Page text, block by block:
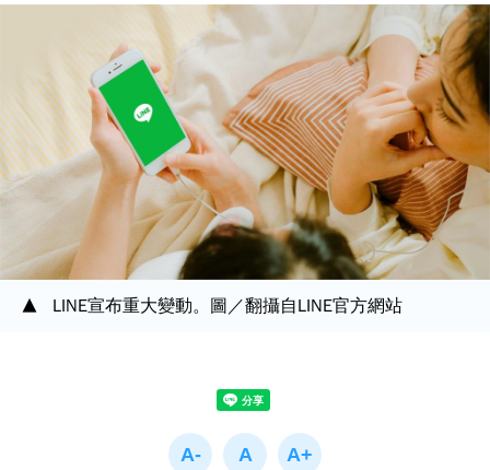
LINE宣布重大變動。圖／翻攝自LINE官方網站